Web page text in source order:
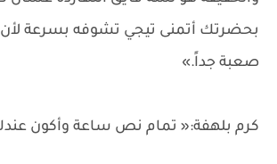
بحضرتك أتمنى تيجي تشوفه بسرعة لأن
صعبة جداً.»
كرم بلهفة:« تمام نص ساعة وأكون